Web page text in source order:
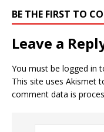
BE THE FIRST TO
Leave a
You must be logged in
This site uses Akismet
comment data is